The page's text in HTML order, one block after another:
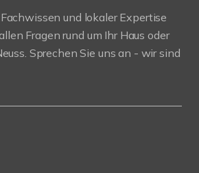
und lokaler Expertise
Fragen rund um Ihr Haus oder
Sprechen Sie uns an - wir sind